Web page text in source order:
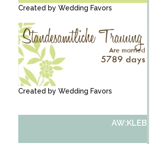
Created by Wedding Favors
Created by Wedding Favors